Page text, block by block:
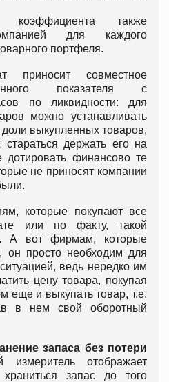
коэффициента также
для каждого
портфеля.
приносит совместное
показателя с
по ликвидности: для
можно устанавливать
выкупленных товаров,
держать его на
дотировать финансово те
не приносят компании
которые покупают все
или по факту, такой
А вот фирмам, которые
он просто необходим для
ведь нередко им
цену товара, покупая
еще и выкупать товар, т.е.
в нем свой оборотный
запаса без потери
отображает
запас до того